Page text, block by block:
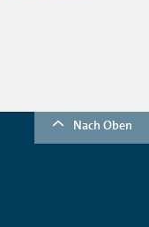
Nach Oben